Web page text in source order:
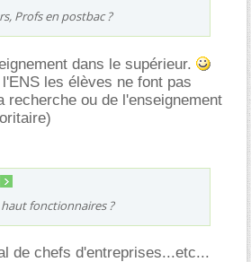
Profs en postbac ?
dans le supérieur.
les élèves ne font pas
recherche ou de l'enseignement
fonctionnaires ?
de chefs d'entreprises...etc...